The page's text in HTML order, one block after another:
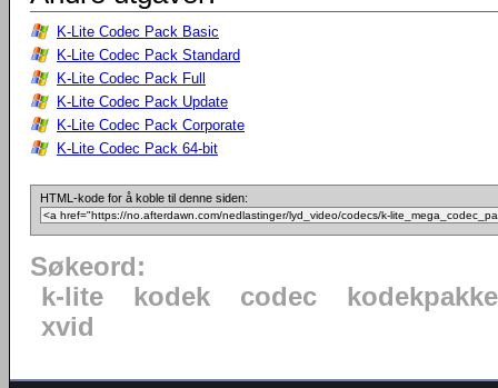
K-Lite Codec Pack Basic
K-Lite Codec Pack Standard
K-Lite Codec Pack Full
K-Lite Codec Pack Update
K-Lite Codec Pack Corporate
K-Lite Codec Pack 64-bit
HTML-kode for å koble til denne siden:
Søkeord:
k-lite
kodek codec
kodekpakke
xvid